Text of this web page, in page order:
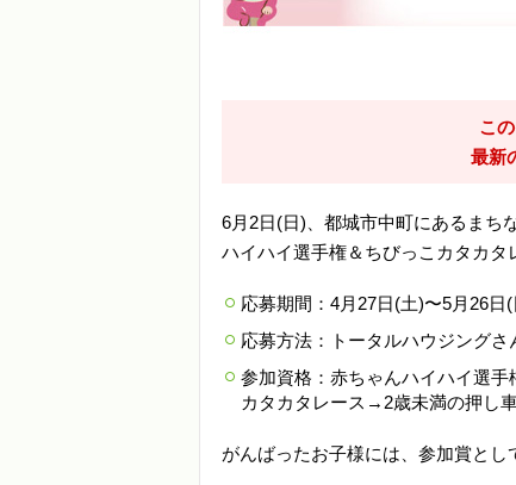
こ
最新
6月2日(日)、都城市中町にあるまち
ハイハイ選手権＆ちびっこカタカタ
応募期間：4月27日(土)〜5月26日(
応募方法：トータルハウジング
参加資格：赤ちゃんハイハイ選
カタカタレース→2歳未満の押し
がんばったお子様には、参加賞とし